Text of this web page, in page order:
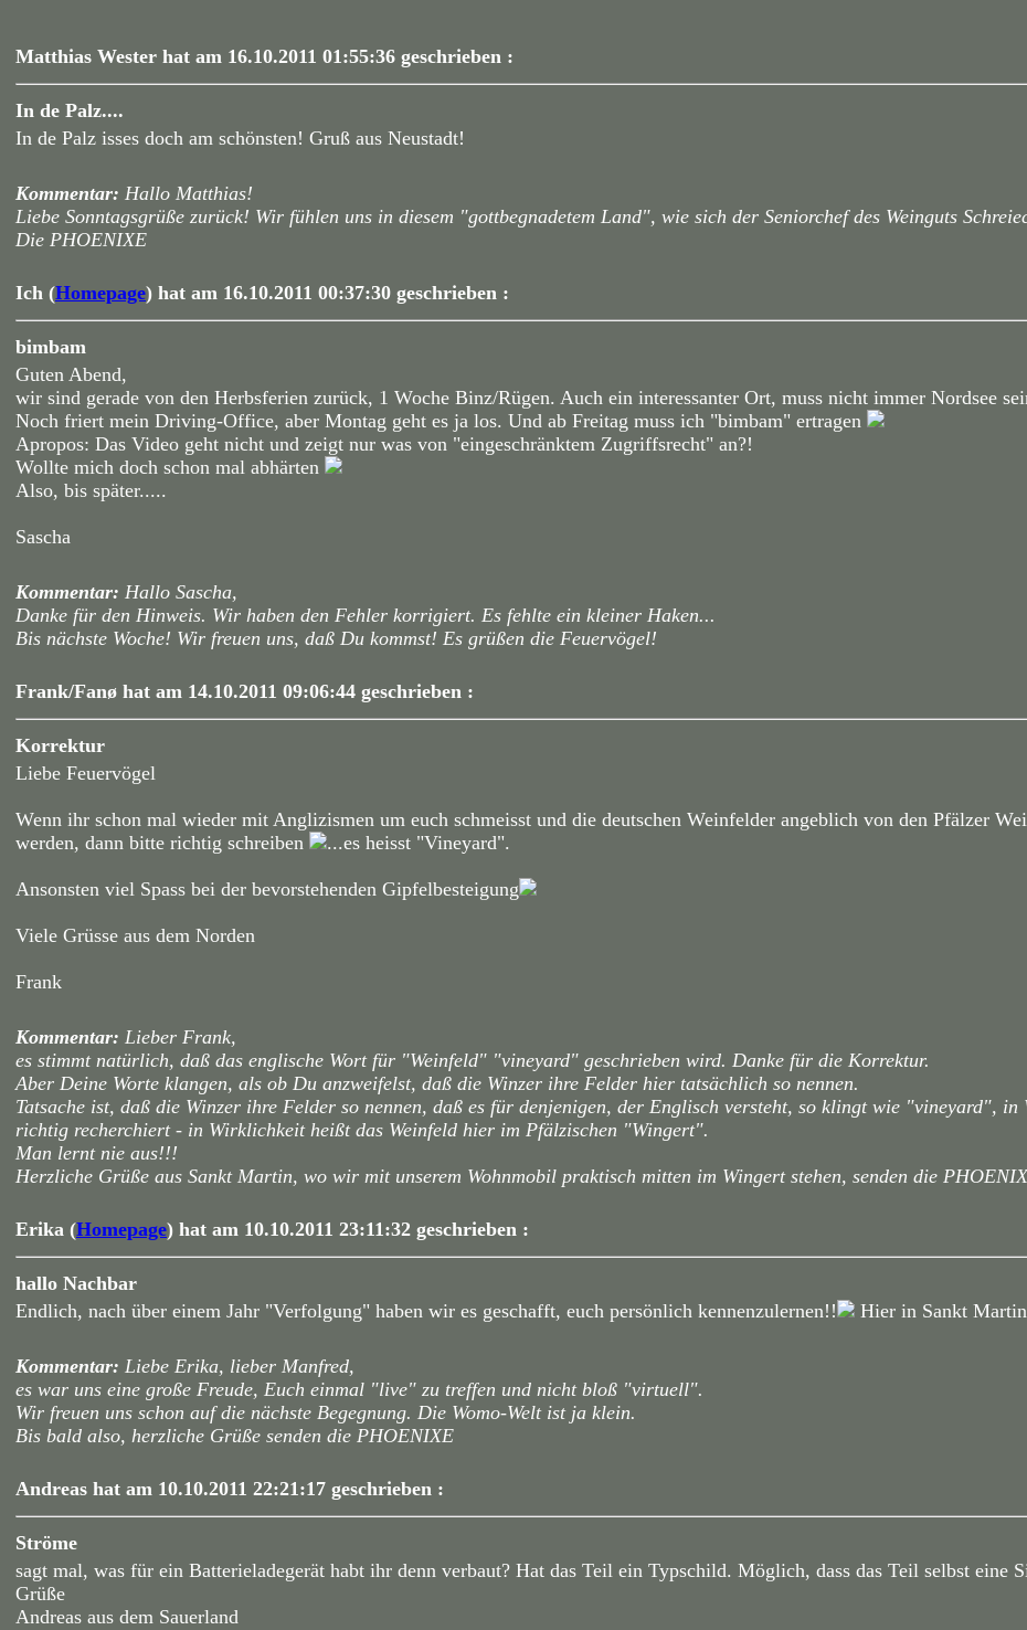
Matthias Wester hat am 16.10.2011 01:55:36 geschrieben :
In de Palz....
In de Palz isses doch am schönsten! Gruß aus Neustadt!
Kommentar: Hallo Matthias!
Liebe Sonntagsgrüße zurück! Wir fühlen uns in diesem "gottbegnadetem Land", wie sich der Seniorchef des Weinguts
Die PHOENIXE
Ich (Homepage) hat am 16.10.2011 00:37:30 geschrieben :
bimbam
Guten Abend,
wir sind gerade von den Herbsferien zurück, 1 Woche Binz/Rügen. Auch ein interessanter Ort, muss nicht immer Nordsee
Noch friert mein Driving-Office, aber Montag geht es ja los. Und ab Freitag muss ich "bimbam" ertragen
Apropos: Das Video geht nicht und zeigt nur was von "eingeschränktem Zugriffsrecht" an?!
Wollte mich doch schon mal abhärten
Also, bis später.....
Sascha
Kommentar: Hallo Sascha,
Danke für den Hinweis. Wir haben den Fehler korrigiert. Es fehlte ein kleiner Haken...
Bis nächste Woche! Wir freuen uns, daß Du kommst! Es grüßen die Feuervögel!
Frank/Fanø hat am 14.10.2011 09:06:44 geschrieben :
Korrektur
Liebe Feuervögel
Wenn ihr schon mal wieder mit Anglizismen um euch schmeisst und die deutschen Weinfelder angeblich von den Pfälzer
werden, dann bitte richtig schreiben
...es heisst "Vineyard".
Ansonsten viel Spass bei der bevorstehenden Gipfelbesteigung
Viele Grüsse aus dem Norden
Frank
Kommentar: Lieber Frank,
es stimmt natürlich, daß das englische Wort für "Weinfeld" "vineyard" geschrieben wird. Danke für die Korrektur.
Aber Deine Worte klangen, als ob Du anzweifelst, daß die Winzer ihre Felder hier tatsächlich so nennen.
Tatsache ist, daß die Winzer ihre Felder so nennen, daß es für denjenigen, der Englisch versteht, so klingt wie "vineyard",
richtig recherchiert - in Wirklichkeit heißt das Weinfeld hier im Pfälzischen "Wingert".
Man lernt nie aus!!!
Herzliche Grüße aus Sankt Martin, wo wir mit unserem Wohnmobil praktisch mitten im Wingert stehen, senden die
Erika (Homepage) hat am 10.10.2011 23:11:32 geschrieben :
hallo Nachbar
Endlich, nach über einem Jahr "Verfolgung" haben wir es geschafft, euch persönlich kennenzulernen!!
Hier in Sankt
Kommentar: Liebe Erika, lieber Manfred,
es war uns eine große Freude, Euch einmal "live" zu treffen und nicht bloß "virtuell".
Wir freuen uns schon auf die nächste Begegnung. Die Womo-Welt ist ja klein.
Bis bald also, herzliche Grüße senden die PHOENIXE
Andreas hat am 10.10.2011 22:21:17 geschrieben :
Ströme
sagt mal, was für ein Batterieladegerät habt ihr denn verbaut? Hat das Teil ein Typschild. Möglich, dass das Teil selbst eine
Grüße
Andreas aus dem Sauerland